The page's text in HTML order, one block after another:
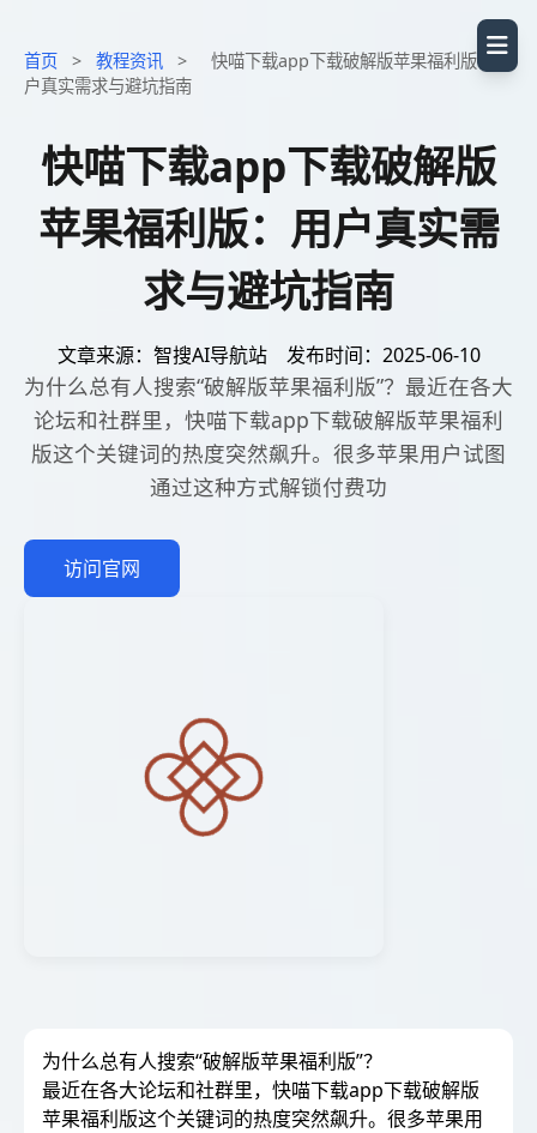
首页 > 教程资讯 >
快喵下载app下载破解版苹果福利版：用
户真实需求与避坑指南
快喵下载app下载破解版
苹果福利版：用户真实需
求与避坑指南
文章来源：智搜AI导航站 发布时间：2025-06-10
为什么总有人搜索“破解版苹果福利版”？最近在各大
论坛和社群里，快喵下载app下载破解版苹果福利
版这个关键词的热度突然飙升。很多苹果用户试图
通过这种方式解锁付费功
访问官网
为什么总有人搜索“破解版苹果福利版”？
最近在各大论坛和社群里，快喵下载app下载破解版
苹果福利版这个关键词的热度突然飙升。很多苹果用